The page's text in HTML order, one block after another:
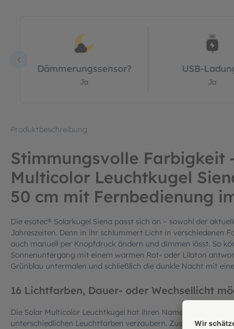
Dämmerungssensor?
Ja
USB-
Ja
Produktbeschreibung
Stimmungsvolle Farbigkeit
Multicolor Leuchtkugel
50 cm mit Fernbedienung
Die esotec® Solarkugel Siena passt sich an – sowohl der
Jahreszeiten. Denn in ihr schlummert Licht in verschiedenen
auch manuell per Knopfdruck ändern und dimmen lässt. So
Sonnenuntergang mit einem warmen Rot- oder Lilaton
Grünblau untermalen und schließlich die dunkle Nacht mit
16 Lichtfarben, Dauer- oder Wechsellicht
Die Solar Multicolor Leuchtkugel hat ihren Namen nicht
unterschiedlichen Leuchtfarben verzaubern. Zusätzlich kann